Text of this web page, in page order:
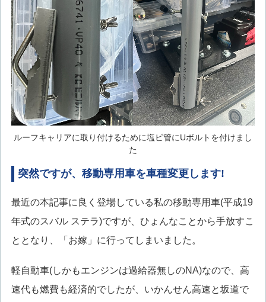
ルーフキャリアに取り付けるために塩ビ管にUボルトを付けまし
た
突然ですが、移動専用車を車種変更します!
最近の本記事に良く登場している私の移動専用車(平成19
年式のスバル ステラ)ですが、ひょんなことから手放すこ
ととなり、「お嫁」に行ってしまいました。
軽自動車(しかもエンジンは過給器無しのNA)なので、高
速代も燃費も経済的でしたが、いかんせん高速と坂道で